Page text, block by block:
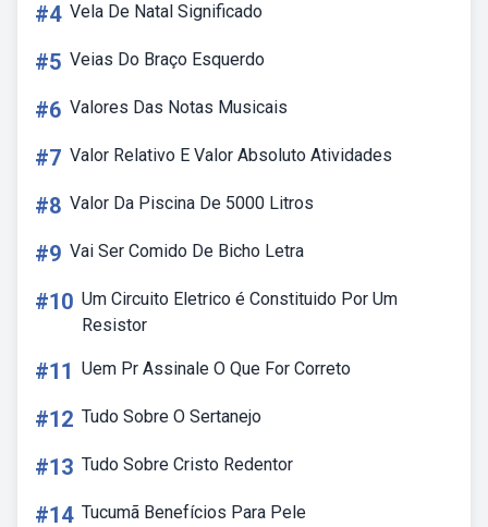
#4 Vela De Natal Significado
#5 Veias Do Braço Esquerdo
#6 Valores Das Notas Musicais
#7 Valor Relativo E Valor Absoluto Atividades
#8 Valor Da Piscina De 5000 Litros
#9 Vai Ser Comido De Bicho Letra
#10 Um Circuito Eletrico é Constituido Por Um
Resistor
#11 Uem Pr Assinale O Que For Correto
#12 Tudo Sobre O Sertanejo
#13 Tudo Sobre Cristo Redentor
#14 Tucumã Benefícios Para Pele